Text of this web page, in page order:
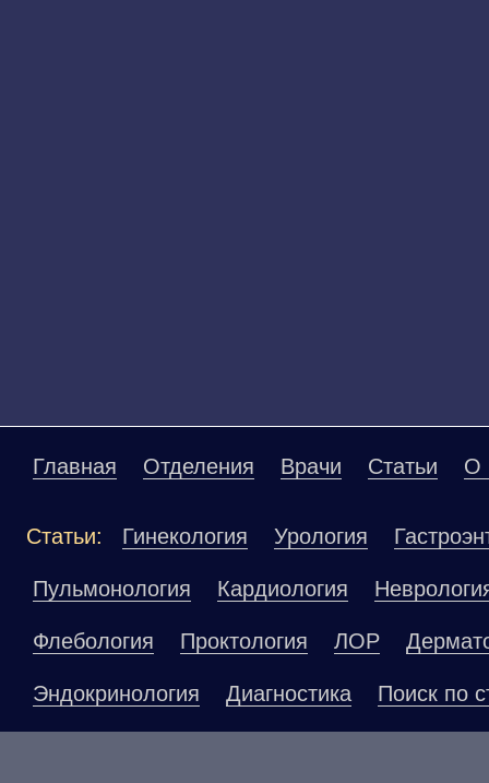
Главная Отделения Врачи Статьи О
Статьи: Гинекология Урология
Пульмонология Кардиология
Флебология Проктология ЛОР
Эндокринология Диагностика Поиск по